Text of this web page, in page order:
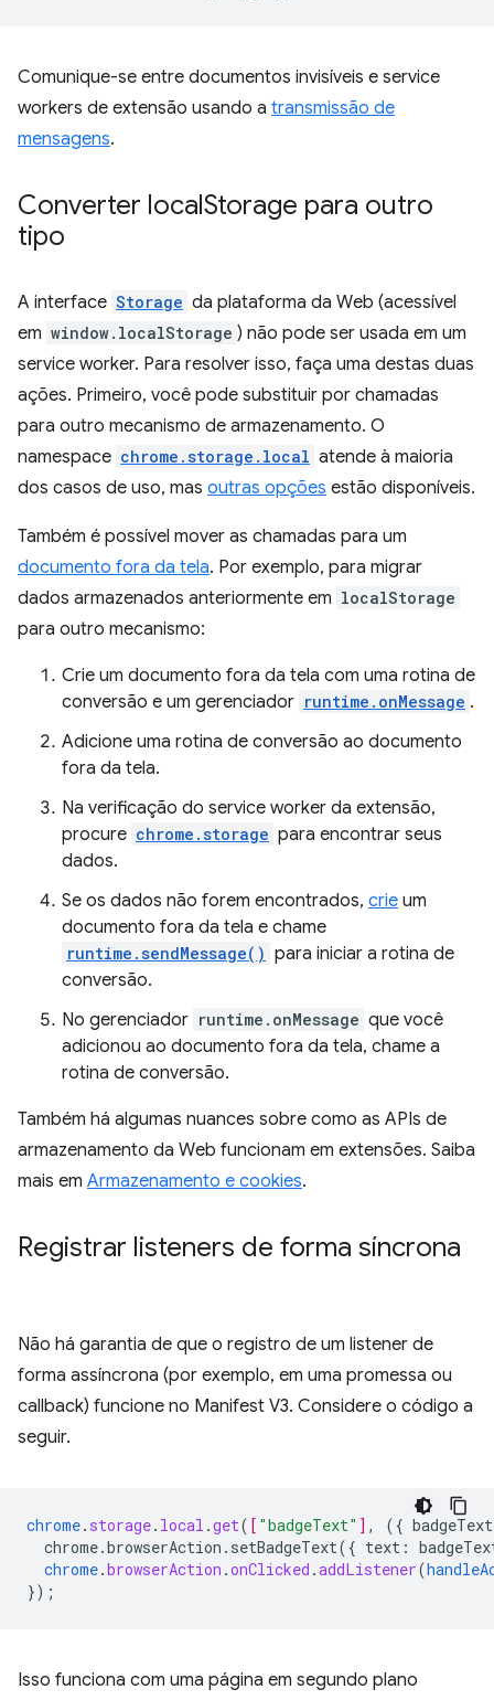
Comunique-se entre documentos invisíveis e service
workers de extensão usando a transmissão de
mensagens.
Converter localStorage para outro
tipo
A interface Storage da plataforma da Web (acessível
em window.localStorage ) não pode ser usada em um
service worker. Para resolver isso, faça uma destas duas
ações. Primeiro, você pode substituir por chamadas
para outro mecanismo de armazenamento. O
namespace chrome.storage.local atende à maioria
dos casos de uso, mas outras opções estão disponíveis.
Também é possível mover as chamadas para um
documento fora da tela. Por exemplo, para migrar
dados armazenados anteriormente em localStorage
para outro mecanismo:
Crie um documento fora da tela com uma rotina de
conversão e um gerenciador runtime.onMessage .
Adicione uma rotina de conversão ao documento
fora da tela.
Na verificação do service worker da extensão,
procure chrome.storage para encontrar seus
dados.
Se os dados não forem encontrados, crie um
documento fora da tela e chame
runtime.sendMessage() para iniciar a rotina de
conversão.
No gerenciador runtime.onMessage que você
adicionou ao documento fora da tela, chame a
rotina de conversão.
Também há algumas nuances sobre como as APIs de
armazenamento da Web funcionam em extensões. Saiba
mais em Armazenamento e cookies.
Registrar listeners de forma síncrona
Não há garantia de que o registro de um listener de
forma assíncrona (por exemplo, em uma promessa ou
callback) funcione no Manifest V3. Considere o código a
seguir.
chrome. storage. local .get( [ "badgeText" ] , ({ badgeText
chrome.browserAction.setBadgeText({ text :
chrome.browserAction .onClicked .addListener(
});
Isso funciona com uma página em segundo plano